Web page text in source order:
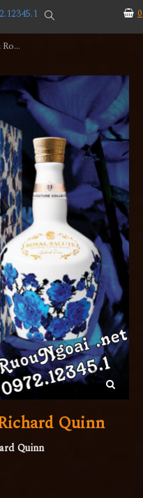
0
Rượu Royal Salute 21 Richard Quinn
Quinn
Quinn